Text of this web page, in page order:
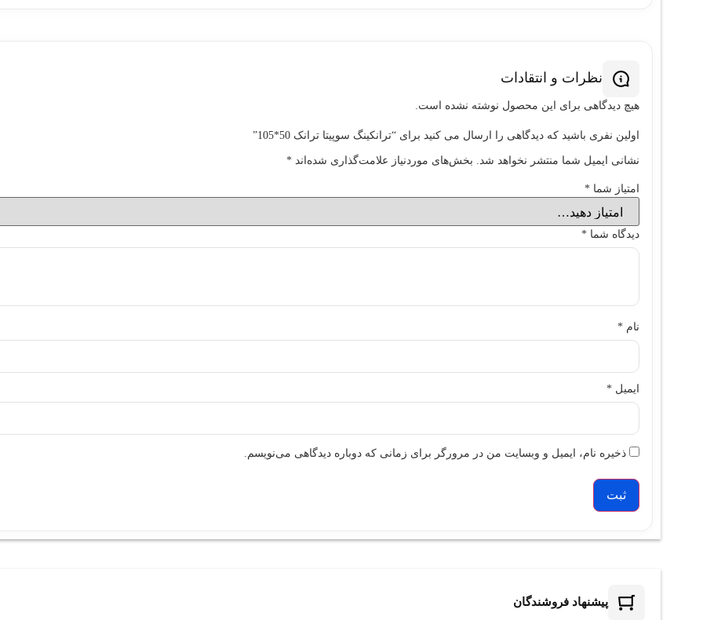
نظرات و انتقادات
هیچ دیدگاهی برای این محصول نوشته نشده است.
اولین نفری باشید که دیدگاهی را ارسال می کنید برای “ترانکينگ سوپيتا ترانک 50*105”
نشانی ایمیل شما منتشر نخواهد شد. بخش‌های موردنیاز علامت‌گذاری شده‌اند *
امتیاز شما *
دیدگاه شما *
نام *
ایمیل *
ذخیره نام، ایمیل و وبسایت من در مرورگر برای زمانی که دوباره دیدگاهی می‌نویسم.
پیشنهاد فروشندگان